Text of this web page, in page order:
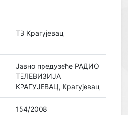
ТВ Крагујевац
Јавно предузеће РАДИО
ТЕЛЕВИЗИЈА
КРАГУЈЕВАЦ, Крагујевац
154/2008